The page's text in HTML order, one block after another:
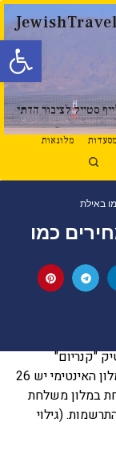
פתח
סטייל לציבור הדתי
מסעדות
מלונאות
באילת
כמו
"קנריום"
Kanarium שמתאים במיוחד לציבור הדתי. במלון האינטימי יש 26
במלון משלחת
(גילוי